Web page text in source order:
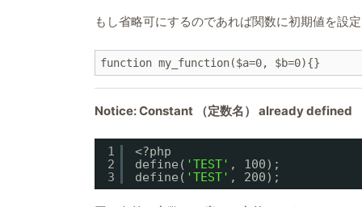
もし省略可にするのであれば関数に初期値を設
function my_function($a=0, $b=0){}
Notice: Constant （定数名） already defined
1
2
3
<?php
define( 'TEST' , 100);
define( 'TEST' , 200);